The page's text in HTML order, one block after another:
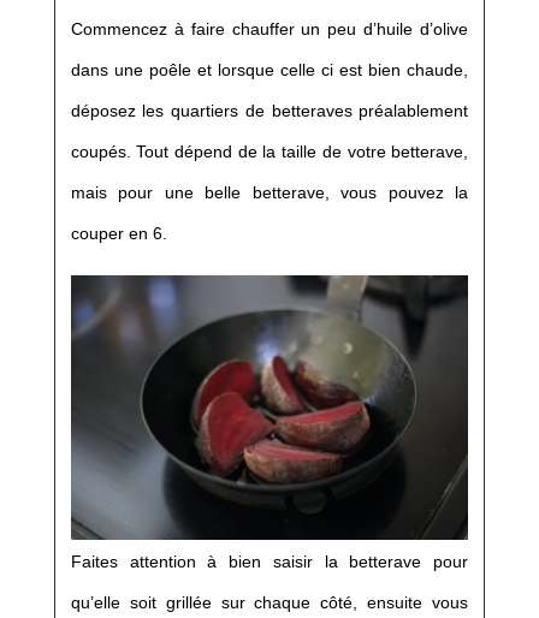
Commencez à faire chauffer un peu d’huile d’olive
dans une poêle et lorsque celle ci est bien chaude,
déposez les quartiers de betteraves préalablement
coupés. Tout dépend de la taille de votre betterave,
mais pour une belle betterave, vous pouvez la
couper en 6.
Faites attention à bien saisir la betterave pour
qu’elle soit grillée sur chaque côté, ensuite vous